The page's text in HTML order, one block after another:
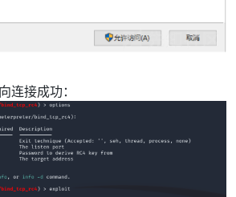
连接成功：